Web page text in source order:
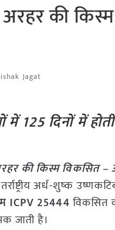
अरहर की
Jagat
में 125 दिनों में
की किस्म विकसित –
अर्ध-शुष्क
ICPV 25444विकसित
जाती है।